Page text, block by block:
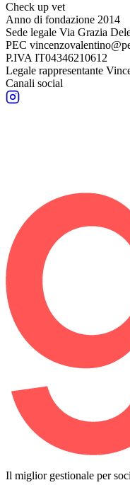
Check up vet
Anno di fondazione 2014
Sede legale Via Grazia
PEC
P.IVA IT04346210612
Legale rappresentante
Canali social
Il miglior gestionale per